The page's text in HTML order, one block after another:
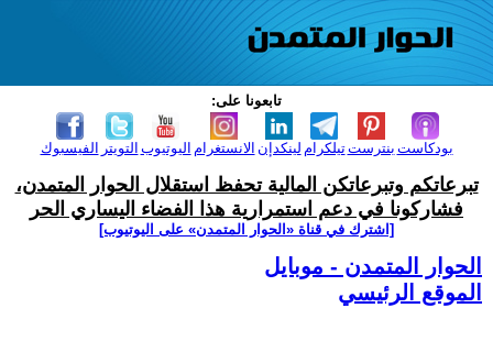
تابعونا على:
الفيسبوك التويتر اليوتيوب الانستغرام لينكدإن تيلكرامبنترست بودكاست
تبرعاتكم وتبرعاتكن المالية تحفظ استقلال الحوار المتمدن،
فشاركونا في دعم استمرارية هذا الفضاء اليساري الحر
[اشترك في قناة ‫«الحوار المتمدن» على اليوتيوب]
الحوار المتمدن - موبايل
الموقع الرئيسي